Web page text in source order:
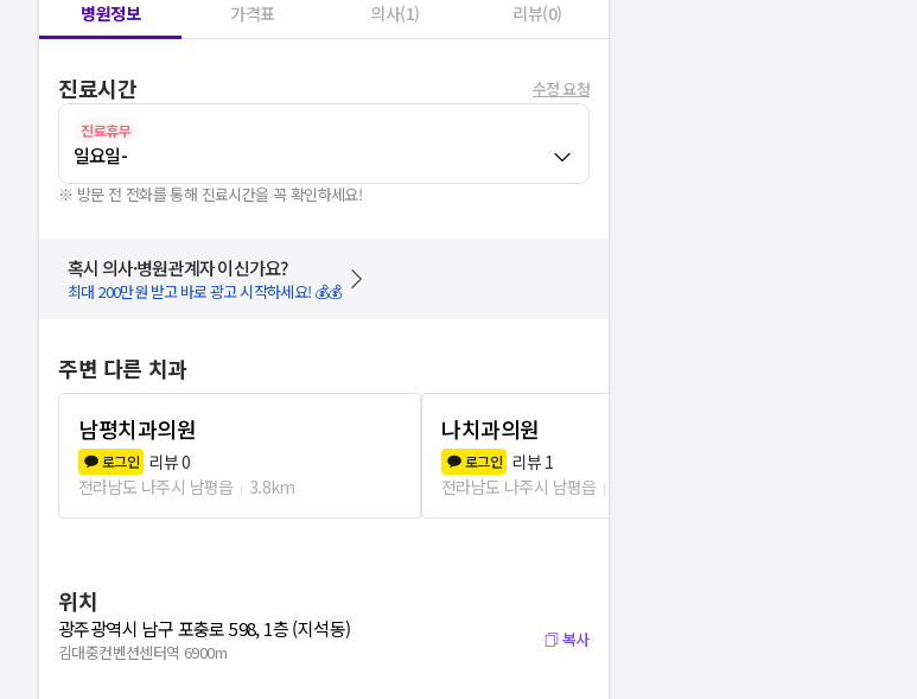
병원정보 가격표 의사(1) 리뷰(0)
진료시간 수정 요청
진료휴무
일요일-
※ 방문 전 전화를 통해 진료시간을 꼭 확인하세요!
혹시 의사·병원관계자 이신가요?
최대 200만원 받고 바로 광고 시작하세요! 💰💰
주변 다른 치과
남평치과의원
로그인 리뷰0
전라남도 나주시 남평읍
3.8km
나치과의원
로그인 리뷰 1
전라남도 나주시 남평읍
위치
광주광역시 남구 포충로 598, 1층 (지석동)
김대중컨벤션센터역 6900m
복사